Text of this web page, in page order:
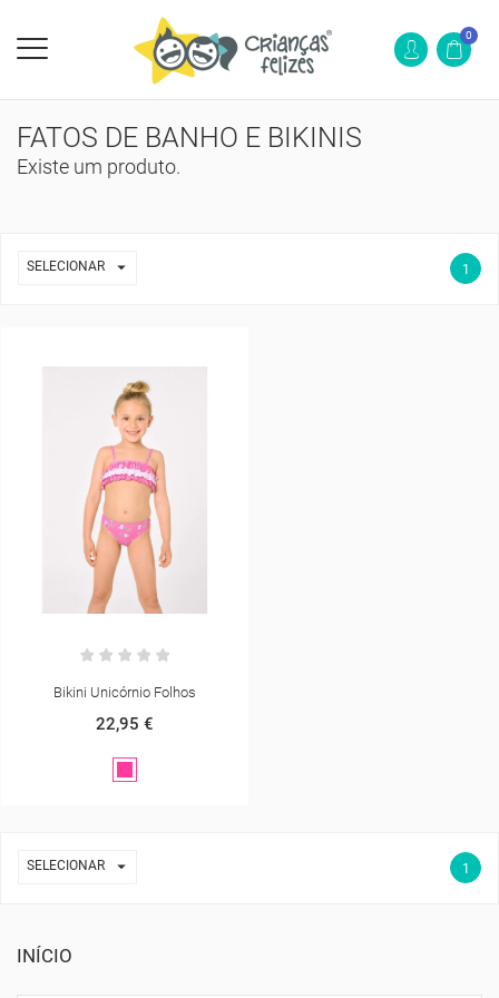
0
FATOS DE BANHO E BIKINIS
Existe um produto.
INÍCIO
SELECIONAR  1
Bikini Unicórnio Folhos
22,95 €
SELECIONAR  1
CRIAR LISTA DE DESEJOS
ENTRAR